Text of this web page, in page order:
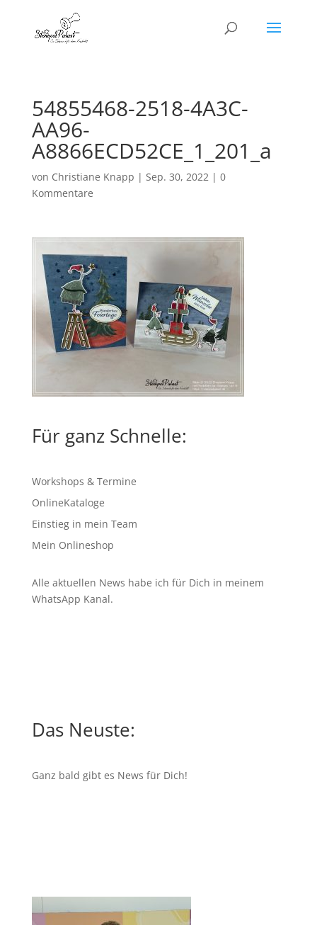
54855468-2518-4A3C-
AA96-
A8866ECD52CE_1_201_a
von Christiane Knapp | Sep. 30, 2022| 0
Kommentare
Für ganz Schnelle:
Workshops & Termine
OnlineKataloge
Einstieg in mein Team
Mein Onlineshop
Alle aktuellen News habe ich für Dich in meinem
WhatsApp Kanal.
Das Neuste:
Ganz bald gibt es News für Dich!